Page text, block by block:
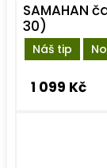
Náš tip
SAMAHAN
30)
1 099 Kč